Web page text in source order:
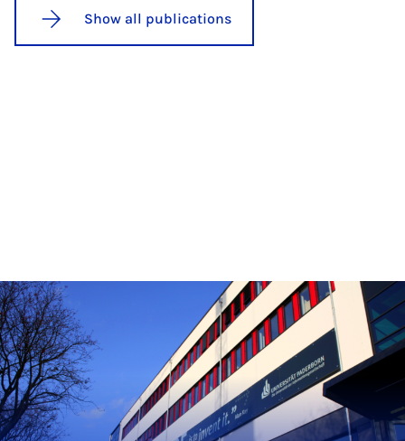
Show all publications